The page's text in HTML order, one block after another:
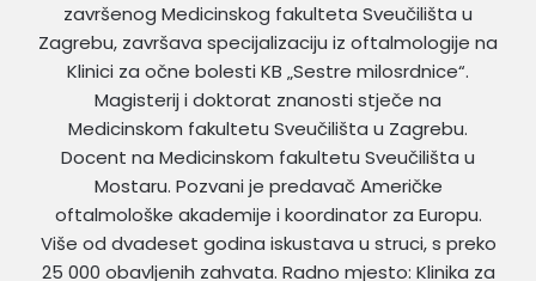
završenog Medicinskog fakulteta Sveučilišta u
Zagrebu, završava specijalizaciju iz oftalmologije na
Klinici za očne bolesti KB „Sestre milosrdnice“.
Magisterij i doktorat znanosti stječe na
Medicinskom fakultetu Sveučilišta u Zagrebu.
Docent na Medicinskom fakultetu Sveučilišta u
Mostaru. Pozvani je predavač Američke
oftalmološke akademije i koordinator za Europu.
Više od dvadeset godina iskustava u struci, s preko
25 000 obavljenih zahvata. Radno mjesto: Klinika za